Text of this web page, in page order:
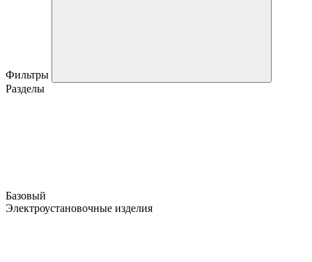
Фильтры
Разделы
Базовый
Электроустановочные изделия